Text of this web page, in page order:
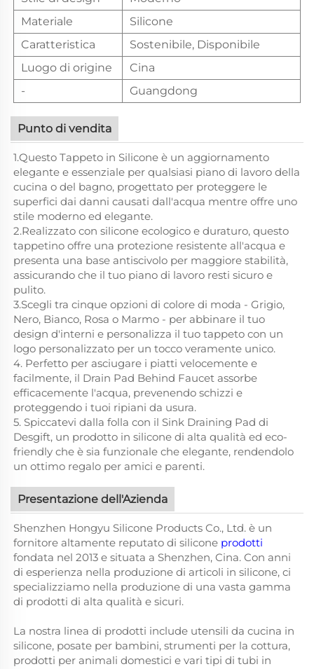
Materiale
Silicone
Caratteristica
Sostenibile, Disponibile
Luogo di origine
Cina
-
Guangdong
Punto di vendita
1.Questo Tappeto in Silicone è un aggiornamento
elegante e essenziale per qualsiasi piano di lavoro della
cucina o del bagno, progettato per proteggere le
superfici dai danni causati dall'acqua mentre offre uno
stile moderno ed elegante.
2.Realizzato con silicone ecologico e duraturo, questo
tappetino offre una protezione resistente all'acqua e
presenta una base antiscivolo per maggiore stabilità,
assicurando che il tuo piano di lavoro resti sicuro e
pulito.
3.Scegli tra cinque opzioni di colore di moda - Grigio,
Nero, Bianco, Rosa o Marmo - per abbinare il tuo
design d'interni e personalizza il tuo tappeto con un
logo personalizzato per un tocco veramente unico.
4. Perfetto per asciugare i piatti velocemente e
facilmente, il Drain Pad Behind Faucet assorbe
efficacemente l'acqua, prevenendo schizzi e
proteggendo i tuoi ripiani da usura.
5. Spiccatevi dalla folla con il Sink Draining Pad di
Desgift, un prodotto in silicone di alta qualità ed eco-
friendly che è sia funzionale che elegante, rendendolo
un ottimo regalo per amici e parenti.
Presentazione dell'Azienda
Shenzhen Hongyu Silicone Products Co., Ltd. è un
fornitore altamente reputato di silicone prodotti
fondata nel 2013 e situata a Shenzhen, Cina. Con anni
di esperienza nella produzione di articoli in silicone, ci
specializziamo nella produzione di una vasta gamma
di prodotti di alta qualità e sicuri.
La nostra linea di prodotti include utensili da cucina in
silicone, posate per bambini, strumenti per la cottura,
prodotti per animali domestici e vari tipi di tubi in